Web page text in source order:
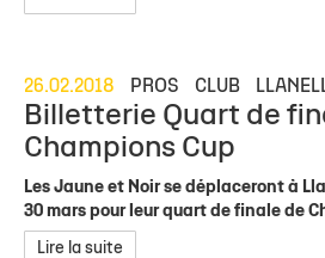
26.02.2018 PROS CLUB
Billetterie Quart de
Champions Cup
Les Jaune et Noir se déplaceront à
30 mars pour leur quart de finale de
Lire la suite